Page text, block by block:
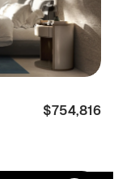
$754,816